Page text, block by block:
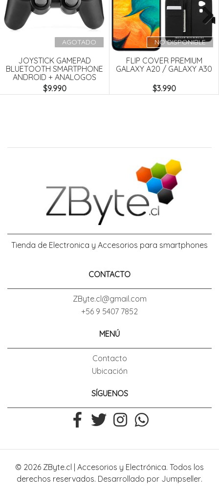
AGOTADO
JOYSTICK GAMEPAD
BLUETOOTH SMARTPHONE
ANDROID + ANALOGOS
$9.990
NO DISPONIBLE
FLIP COVER PREMIUM
GALAXY A20 / GALAXY A30
$3.990
Next
Tienda de Electronica y Accesorios para smartphones
CONTACTO
ZByte.cl@gmail.com
+56 9 5407 7852
MENÚ
Contacto
Ubicación
SÍGUENOS
© 2026 ZByte.cl | Accesorios y Electrónica. Todos los
derechos reservados. Desarrollado por Jumpseller.